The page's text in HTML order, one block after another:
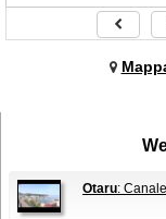
Otaru: